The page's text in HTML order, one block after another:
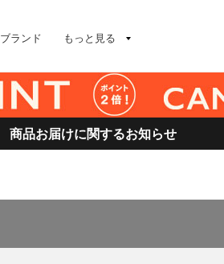
ブランド もっと見る
商品お届けに関するお知らせ